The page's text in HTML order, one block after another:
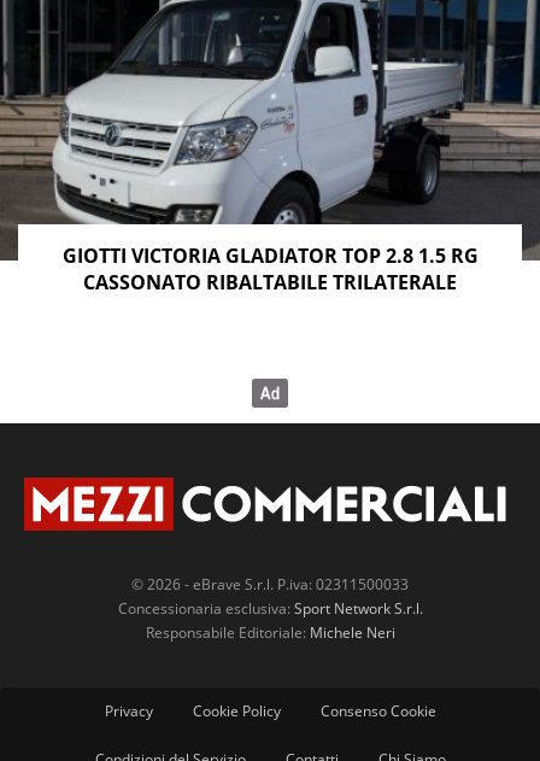
GIOTTI VICTORIA GLADIATOR TOP 2.8 1.5 RG
CASSONATO RIBALTABILE TRILATERALE
© 2026 - eBrave S.r.l. P.iva: 02311500033
Concessionaria esclusiva: Sport Network S.r.l.
Responsabile Editoriale: Michele Neri
Privacy Cookie Policy Consenso Cookie